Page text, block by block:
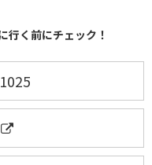
行く前にチェック！